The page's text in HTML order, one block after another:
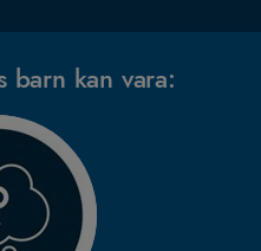
barn kan vara: